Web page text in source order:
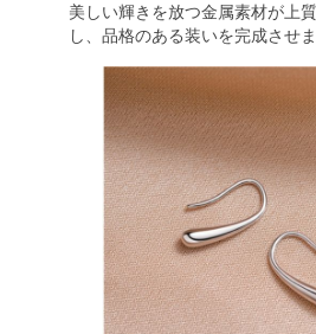
美しい輝きを放つ金属素材が上
し、品格のある装いを完成させま